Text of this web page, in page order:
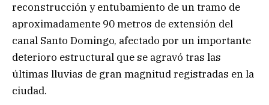
reconstrucción y entubamiento de un tramo de
aproximadamente 90 metros de extensión del
canal Santo Domingo, afectado por un importante
deterioro estructural que se agravó tras las
últimas lluvias de gran magnitud registradas en la
ciudad.